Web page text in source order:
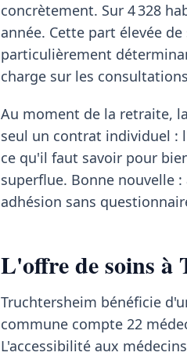
concrètement. Sur 4 328
année. Cette part élevée
particulièrement
charge sur les
Au moment de la retraite,
seul un contrat individuel :
ce qu'il faut savoir pour
superflue. Bonne nouvelle
adhésion sans
L'offre de soins à
Truchtersheim bénéficie
commune compte 22
L'accessibilité aux